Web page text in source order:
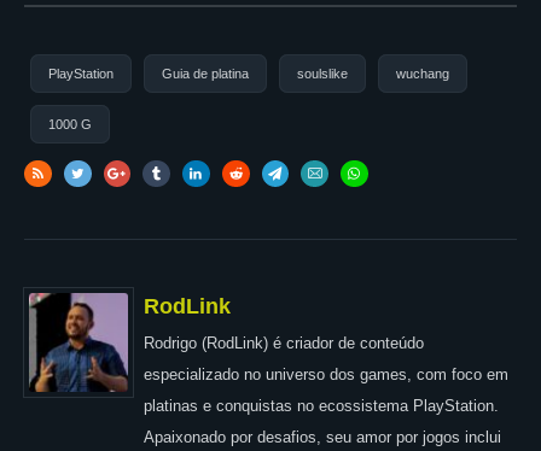
PlayStation Guia de platina soulslike wuchang
1000 G
RodLink
Rodrigo (RodLink) é criador de conteúdo
especializado no universo dos games, com foco em
platinas e conquistas no ecossistema PlayStation.
Apaixonado por desafios, seu amor por jogos inclui